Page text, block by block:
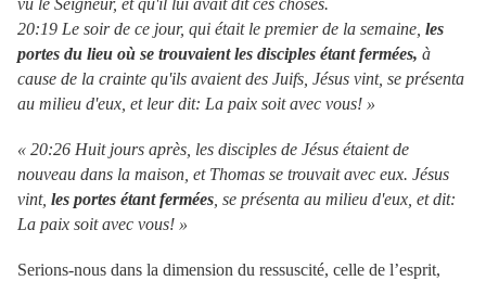
20:19 Le soir de ce jour, qui était le premier de la semaine, les
portes du lieu où se trouvaient les disciples étant fermées, à
cause de la crainte qu'ils avaient des Juifs, Jésus vint, se présenta
au milieu d'eux, et leur dit: La paix soit avec vous! »
« 20:26 Huit jours après, les disciples de Jésus étaient de
nouveau dans la maison, et Thomas se trouvait avec eux. Jésus
vint, les portes étant fermées , se présenta au milieu d'eux, et dit:
La paix soit avec vous! »
Serions-nous dans la dimension du ressuscité, celle de l’esprit,